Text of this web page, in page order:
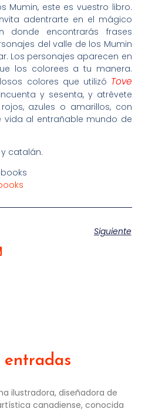
Mumin, este es vuestro libro.
adentrarte en el mágico
donde encontrarás frases
del valle de los Mumin
Los personajes aparecen en
los colorees a tu manera.
colores que utilizó Tove
y sesenta, y atrévete
azules o amarillos, con
vida al entrañable mundo de
catalán.
Siguiente
diseñadora de
canadiense, conocida